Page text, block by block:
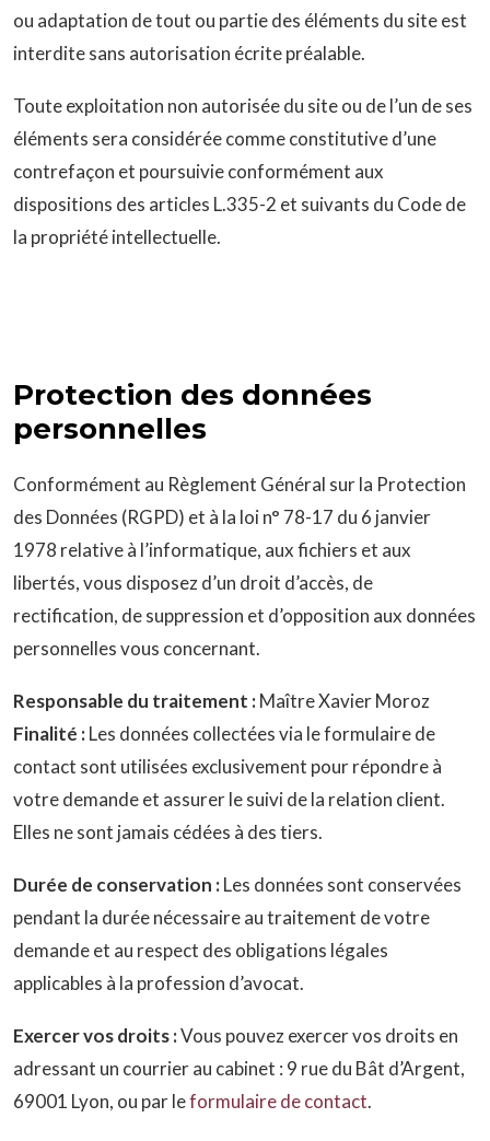
ou adaptation de tout ou partie des éléments du site est
interdite sans autorisation écrite préalable.
Toute exploitation non autorisée du site ou de l’un de ses
éléments sera considérée comme constitutive d’une
contrefaçon et poursuivie conformément aux
dispositions des articles L.335-2 et suivants du Code de
la propriété intellectuelle.
Protection des données
personnelles
Conformément au Règlement Général sur la Protection
des Données (RGPD) et à la loi n° 78-17 du 6 janvier
1978 relative à l’informatique, aux fichiers et aux
libertés, vous disposez d’un droit d’accès, de
rectification, de suppression et d’opposition aux données
personnelles vous concernant.
Responsable du traitement :Maître Xavier Moroz
Finalité :Les données collectées via le formulaire de
contact sont utilisées exclusivement pour répondre à
votre demande et assurer le suivi de la relation client.
Elles ne sont jamais cédées à des tiers.
Durée de conservation :Les données sont conservées
pendant la durée nécessaire au traitement de votre
demande et au respect des obligations légales
applicables à la profession d’avocat.
Exercer vos droits :Vous pouvez exercer vos droits en
adressant un courrier au cabinet : 9 rue du Bât d’Argent,
69001 Lyon, ou par leformulaire de contact.